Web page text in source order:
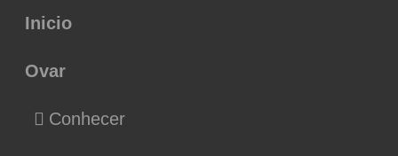
Inicio
Ovar
Conhecer